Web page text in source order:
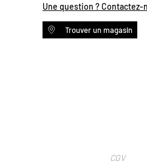
Une question ? Contactez-
Trouver un magasin
CGV